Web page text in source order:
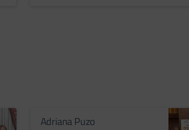
Adriana Puzo